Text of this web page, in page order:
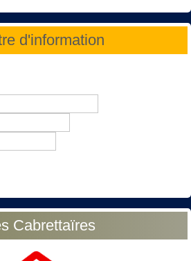
d'information
Cabrettaïres